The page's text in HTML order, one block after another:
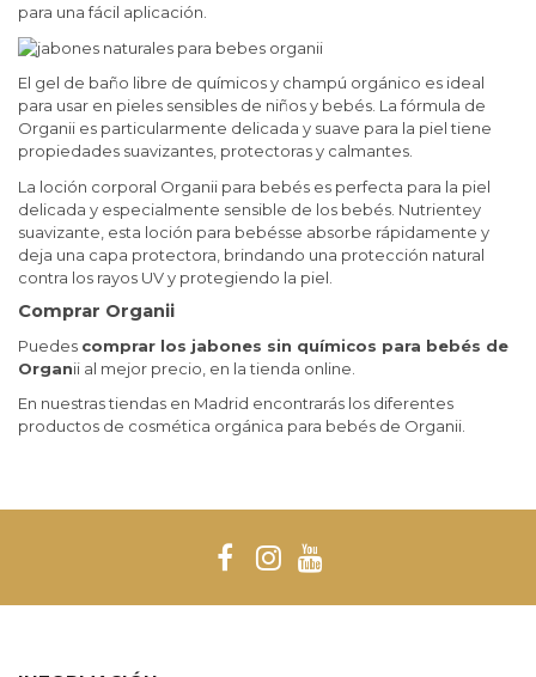
para una fácil aplicación.
El gel de baño libre de químicos y champú orgánico es ideal
para usar en pieles sensibles de niños y bebés. La fórmula de
Organii es particularmente delicada y suave para la piel tiene
propiedades suavizantes, protectoras y calmantes.
La loción corporal Organii para bebés es perfecta para la piel
delicada y especialmente sensible de los bebés. Nutrientey
suavizante, esta loción para bebésse absorbe rápidamente y
deja una capa protectora, brindando una protección natural
contra los rayos UV y protegiendo la piel.
Comprar Organii
Puedes comprar los jabones sin químicos para bebés de
Organii al mejor precio, en la tienda online.
En nuestras tiendas en Madrid encontrarás los diferentes
productos de cosmética orgánica para bebés de Organii.